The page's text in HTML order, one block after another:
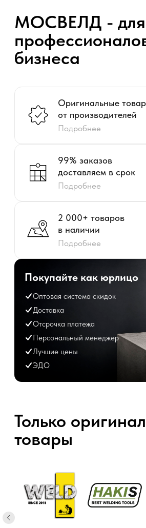
Подробнее
2 000+ товаров
в наличии
Подробнее
Оптовая система скидок
Доставка
Отсрочка платежа
Персональный менеджер
Только оригинальные
Безупречная деловая
репутация
На протяжении всей нашей многолетней
работы мы ни разу не подвели своих